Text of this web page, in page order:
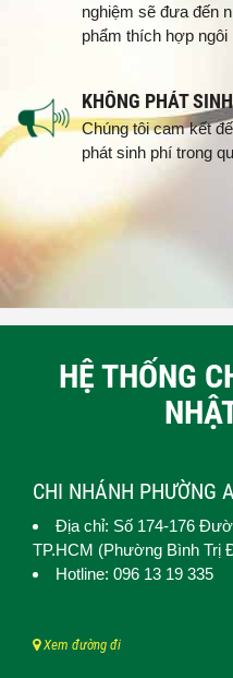
nghiệm sẽ đưa đến
phẩm thích hợp ngôi
KHÔNG PHÁT SINH
Chúng tôi cam kết
phát sinh phí trong
HỆ THỐNG
CHI NHÁNH PHƯỜNG
Địa chỉ: Số 174-176
TP.HCM (Phường Bình Trị
Hotline: 096 13 19 335
Xem đường đi